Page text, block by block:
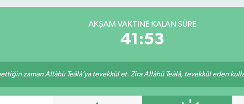
AKŞAM VAKTİNE KALAN SÜRE
41:53
zaman Allâhü Teâlâ’ya tevekkül et. Zira Allâhü Teâlâ, tevekkül eden